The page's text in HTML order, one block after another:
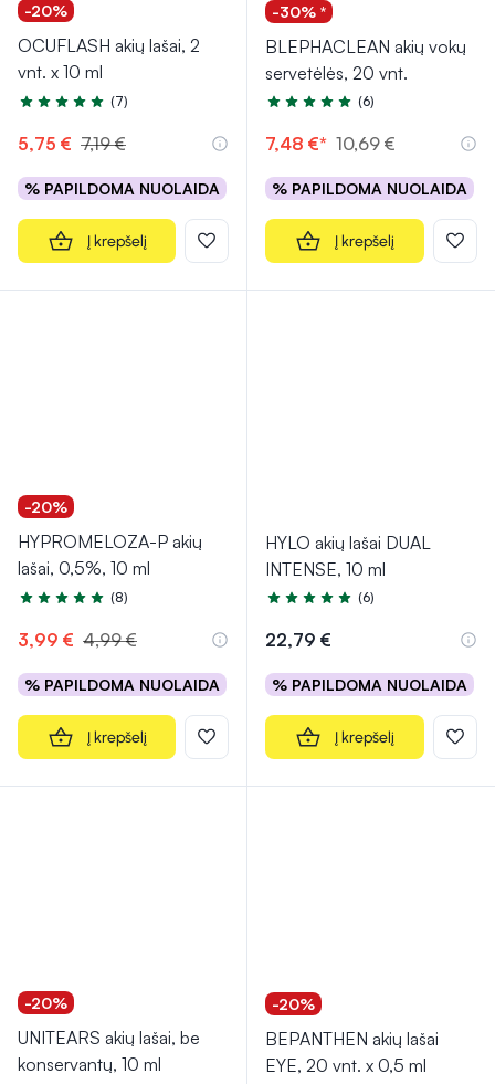
-20%
OCUFLASH akių lašai, 2
vnt. x 10 ml
Įvertinimas 5.0 iš 5
(7)
5,75 € 7,19 €
% PAPILDOMA NUOLAIDA
Į krepšelį
-30% *
BLEPHACLEAN akių vokų
servetėlės, 20 vnt.
Įvertinimas 5.0 iš 5
(6)
7,48 €* 10,69 €
% PAPILDOMA NUOLAIDA
Į krepšelį
-20%
HYPROMELOZA-P akių
lašai, 0,5%, 10 ml
Įvertinimas 4.9 iš 5
(8)
3,99 € 4,99 €
% PAPILDOMA NUOLAIDA
Į krepšelį
HYLO akių lašai DUAL
INTENSE, 10 ml
Įvertinimas 4.8 iš 5
(6)
22,79 €
% PAPILDOMA NUOLAIDA
Į krepšelį
-20%
UNITEARS akių lašai, be
konservantų, 10 ml
-20%
BEPANTHEN akių lašai
EYE, 20 vnt. x 0,5 ml